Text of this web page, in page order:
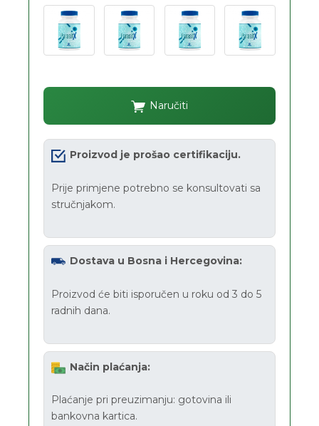
Naručiti
Proizvod je prošao certifikaciju.
Prije primjene potrebno se konsultovati sa
stručnjakom.
Dostava u Bosna i Hercegovina:
Proizvod će biti isporučen u roku od 3 do 5
radnih dana.
Način plaćanja:
Plaćanje pri preuzimanju: gotovina ili
bankovna kartica.